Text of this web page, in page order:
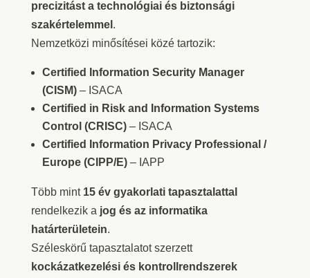
precizitást a technológiai és biztonsági
szakértelemmel .
Nemzetközi minősítései közé tartozik:
Certified Information Security Manager
(CISM)– ISACA
Certified in Risk and Information Systems
Control (CRISC)– ISACA
Certified Information Privacy Professional /
Europe (CIPP/E)– IAPP
Több mint 15 év gyakorlati tapasztalattal
rendelkezik a jog és az informatika
határterületein.
Széleskörű tapasztalatot szerzett
kockázatkezelési és kontrollrendszerek